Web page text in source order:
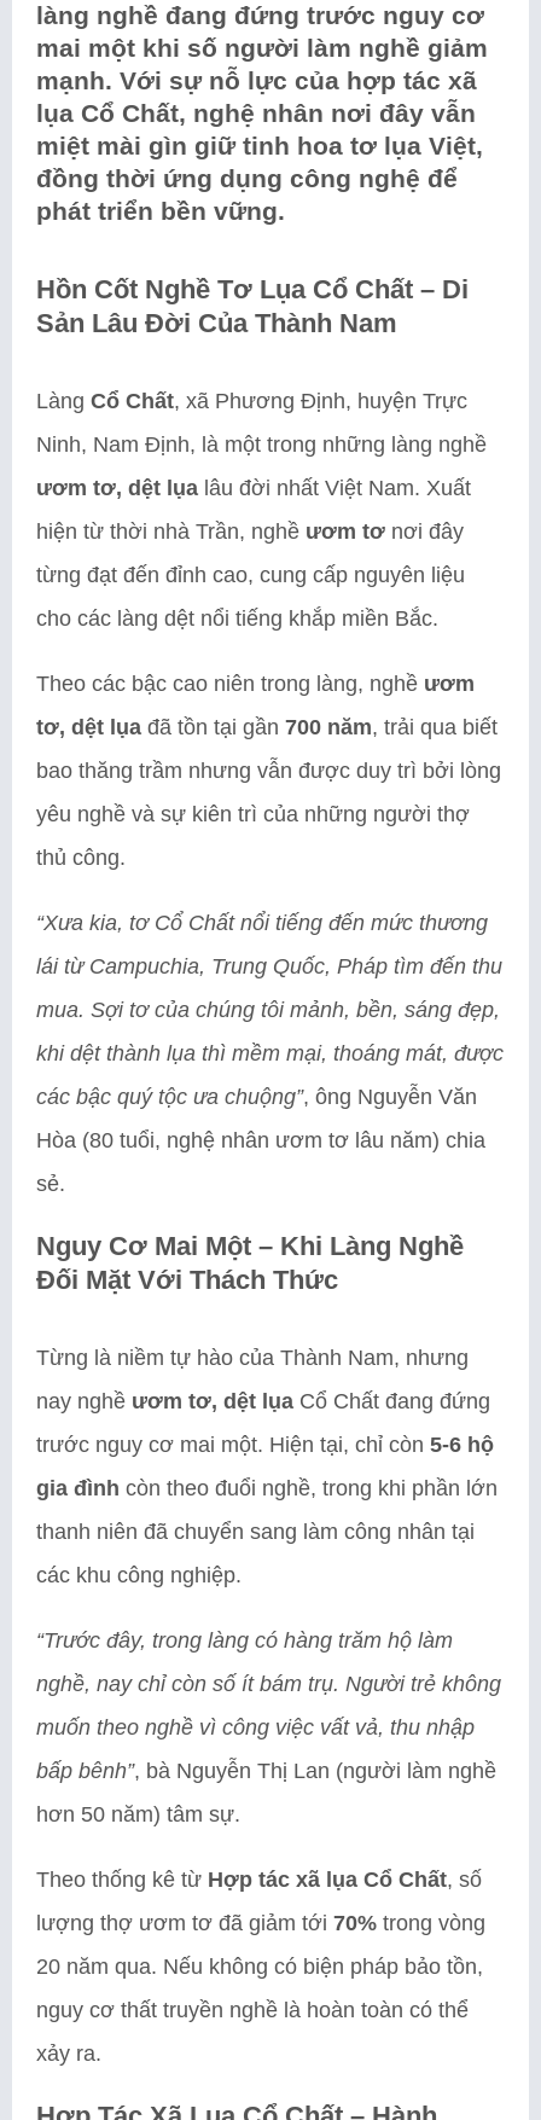
làng nghề đang đứng trước nguy cơ
mai một khi số người làm nghề giảm
mạnh. Với sự nỗ lực của hợp tác xã
lụa Cổ Chất, nghệ nhân nơi đây vẫn
miệt mài gìn giữ tinh hoa tơ lụa Việt,
đồng thời ứng dụng công nghệ để
phát triển bền vững.
Hồn Cốt Nghề Tơ Lụa Cổ Chất – Di
Sản Lâu Đời Của Thành Nam
Làng Cổ Chất, xã Phương Định, huyện Trực
Ninh, Nam Định, là một trong những làng nghề
ươm tơ, dệt lụa lâu đời nhất Việt Nam. Xuất
hiện từ thời nhà Trần, nghề ươm tơ nơi đây
từng đạt đến đỉnh cao, cung cấp nguyên liệu
cho các làng dệt nổi tiếng khắp miền Bắc.
Theo các bậc cao niên trong làng, nghề ươm
tơ, dệt lụa đã tồn tại gần 700 năm, trải qua biết
bao thăng trầm nhưng vẫn được duy trì bởi lòng
yêu nghề và sự kiên trì của những người thợ
thủ công.
“Xưa kia, tơ Cổ Chất nổi tiếng đến mức thương
lái từ Campuchia, Trung Quốc, Pháp tìm đến thu
mua. Sợi tơ của chúng tôi mảnh, bền, sáng đẹp,
khi dệt thành lụa thì mềm mại, thoáng mát, được
các bậc quý tộc ưa chuộng”, ông Nguyễn Văn
Hòa (80 tuổi, nghệ nhân ươm tơ lâu năm) chia
sẻ.
Nguy Cơ Mai Một – Khi Làng Nghề
Đối Mặt Với Thách Thức
Từng là niềm tự hào của Thành Nam, nhưng
nay nghề ươm tơ, dệt lụa Cổ Chất đang đứng
trước nguy cơ mai một. Hiện tại, chỉ còn 5-6 hộ
gia đình còn theo đuổi nghề, trong khi phần lớn
thanh niên đã chuyển sang làm công nhân tại
các khu công nghiệp.
“Trước đây, trong làng có hàng trăm hộ làm
nghề, nay chỉ còn số ít bám trụ. Người trẻ không
muốn theo nghề vì công việc vất vả, thu nhập
bấp bênh”, bà Nguyễn Thị Lan (người làm nghề
hơn 50 năm) tâm sự.
Theo thống kê từ Hợp tác xã lụa Cổ Chất, số
lượng thợ ươm tơ đã giảm tới 70% trong vòng
20 năm qua. Nếu không có biện pháp bảo tồn,
nguy cơ thất truyền nghề là hoàn toàn có thể
xảy ra.